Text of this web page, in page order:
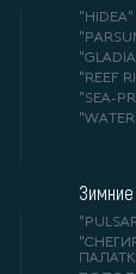
"REEF
"SEA-